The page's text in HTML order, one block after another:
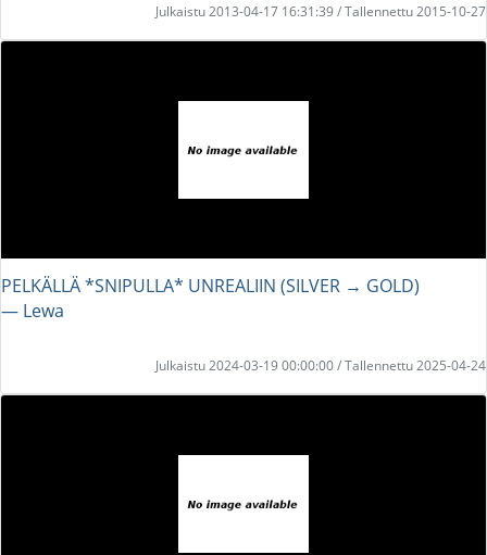
Julkaistu 2013-04-17 16:31:39 / Tallennettu 2015-10-27
PELKÄLLÄ *SNIPULLA* UNREALIIN (SILVER → GOLD)
― Lewa
Julkaistu 2024-03-19 00:00:00 / Tallennettu 2025-04-24